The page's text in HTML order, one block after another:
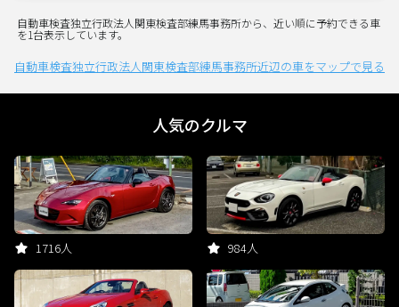
自動車検査独立行政法人関東検査部練馬事務所から、近い順に予約できる車
を1台表示しています。
自動車検査独立行政法人関東検査部練馬事務所近辺の車をマップで見る
人気のクルマ
1716人 984人